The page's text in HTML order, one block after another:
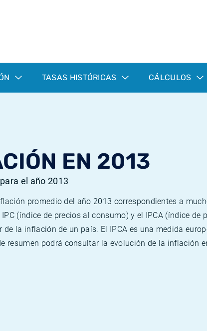
TASAS HISTÓRICAS CÁLCULOS
EN 2013
el año 2013
promedio del año 2013 correspondientes a
(índice de precios al consumo) y el IPCA (índice de
la inflación de un país. El IPCA es una medida
resumen podrá consultar la evolución de la inflación